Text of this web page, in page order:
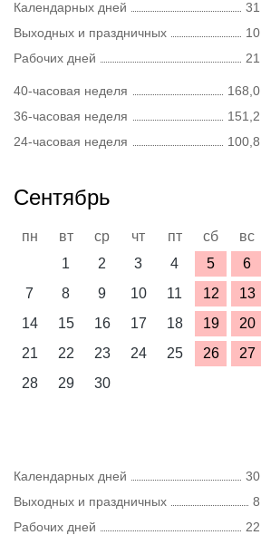
Календарных дней
31
Выходных и праздничных
10
Рабочих дней
21
40-часовая неделя
168,0
36-часовая неделя
151,2
24-часовая неделя
100,8
Сентябрь
пн вт ср чт пт сб
вс
1
2 3 4 5
6
7
8 9 10 11 12
13
14
15 16 17 18 19
20
21
22 23 24 25 26
27
28
29 30
Календарных дней
30
Выходных и праздничных
8
Рабочих дней
22